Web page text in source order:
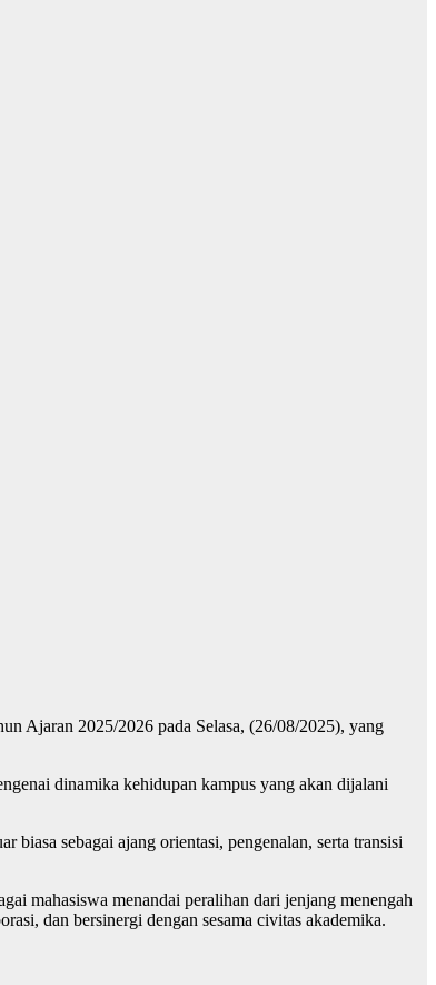
Ajaran 2025/2026 pada Selasa, (26/08/2025), yang
dinamika kehidupan kampus yang akan dijalani
sebagai ajang orientasi, pengenalan, serta transisi
mahasiswa menandai peralihan dari jenjang menengah
dan bersinergi dengan sesama civitas akademika.